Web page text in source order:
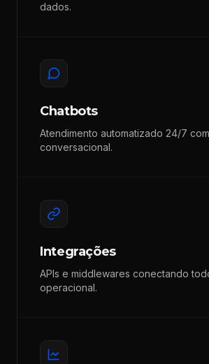
dados.
Chatbots
Atendimento automatizado 24/7
conversacional.
Integrações
APIs e middlewares conectando
operacional.